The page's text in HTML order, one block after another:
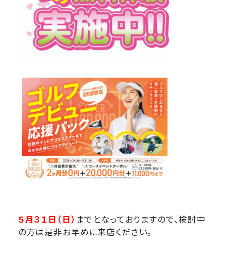
５月３１日（日） までとなっておりますので、検討中
の方は是非お早めに来店ください。